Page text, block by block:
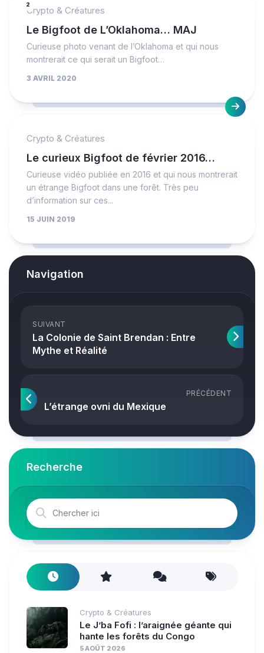
2
Crypto & Créatures
Le Bigfoot de L’Oklahoma… MAJ
Curieuse photo venant de l’Oklahoma et qui nous
montrerait ce qui serait un Bigfoot…
3 AVRIL 2020
Crypto & Créatures
Le curieux Bigfoot de février 2016…
Curieuse vidéo publiée en 2016 et qui nous montrerait
un étrange Bigfoot dans une forêt. Très peu
d’information sur ces...
15 JUIN 2019
Navigation
SUIVANT
La Colonie de Saint Brendan : Entre
Mythe et Réalité
PRÉCÉDENT
L’étrange ovni du Mexique
Recherche
Crypto & Créatures
Le J’ba Fofi : l’araignée géante qui
hante les forêts du Congo
5 AOÛT 2026